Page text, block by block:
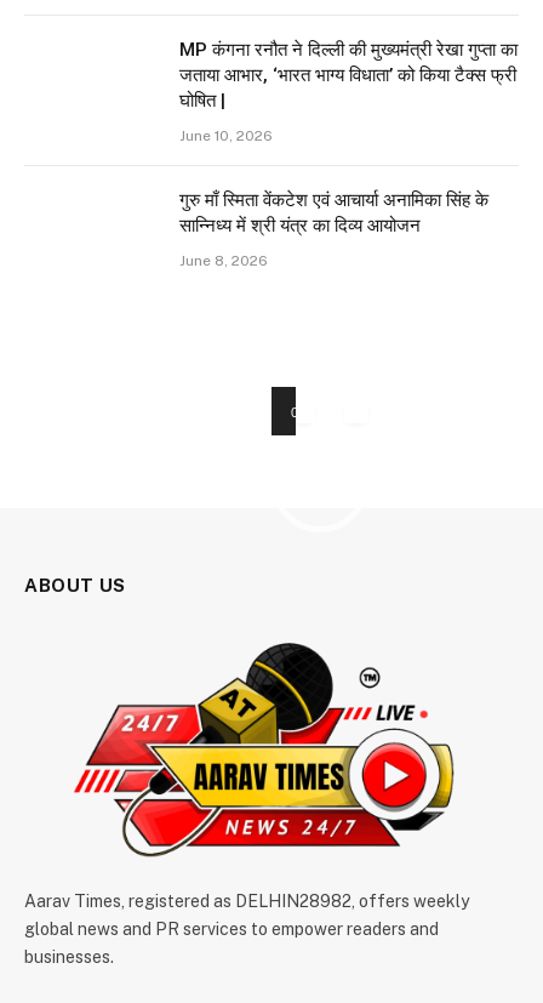
MP कंगना रनौत ने दिल्ली की मुख्यमंत्री रेखा गुप्ता का
जताया आभार, ‘भारत भाग्य विधाता’ को किया टैक्स फ्री
घोषित |
June 10, 2026
गुरु माँ स्मिता वेंकटेश एवं आचार्या अनामिका सिंह के
सान्निध्य में श्री यंत्र का दिव्य आयोजन
June 8, 2026